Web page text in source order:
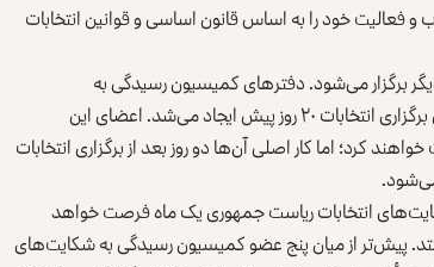
فعالیت خود را به اساس قانون اساسی و قوانین انتخابات
برگزار می‌شود. دفترهای کمیسیون رسیدگی به
شکایت‌های انتخاباتی در کابل و در ولایت‌های کشور باید مطابق جدول برگزاری انتخابات ۲۰ روز پیش ایجاد می‌شد. اعضای این
کرد؛ اما کار اصلی آن‌ها دو روز بعد از برگزاری انتخابات
انتخابات ریاست جمهوری یک ماه فرصت خواهد
پیش‌تر از میان پنج عضو کمیسیون رسیدگی به شکایت‌های